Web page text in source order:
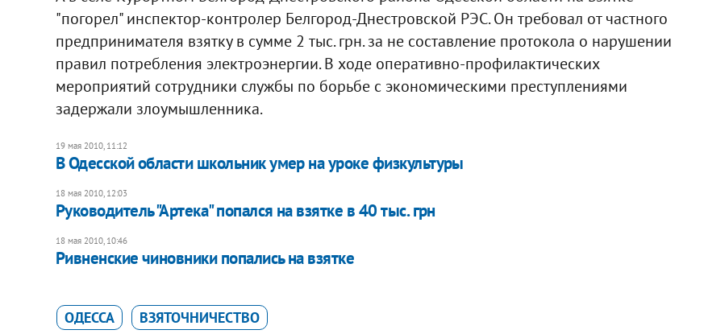
"погорел" инспектор-контролер Белгород-Днестровской РЭС. Он требовал от частного
предпринимателя взятку в сумме 2 тыс. грн. за не составление протокола о нарушении
правил потребления электроэнергии. В ходе оперативно-профилактических
мероприятий сотрудники службы по борьбе с экономическими преступлениями
задержали злоумышленника.
19 мая 2010, 11:12
В Одесской области школьник умер на уроке физкультуры
18 мая 2010, 12:03
Руководитель "Артека" попался на взятке в 40 тыс. грн
18 мая 2010, 10:46
Ривненские чиновники попались на взятке
ОДЕССА ВЗЯТОЧНИЧЕСТВО